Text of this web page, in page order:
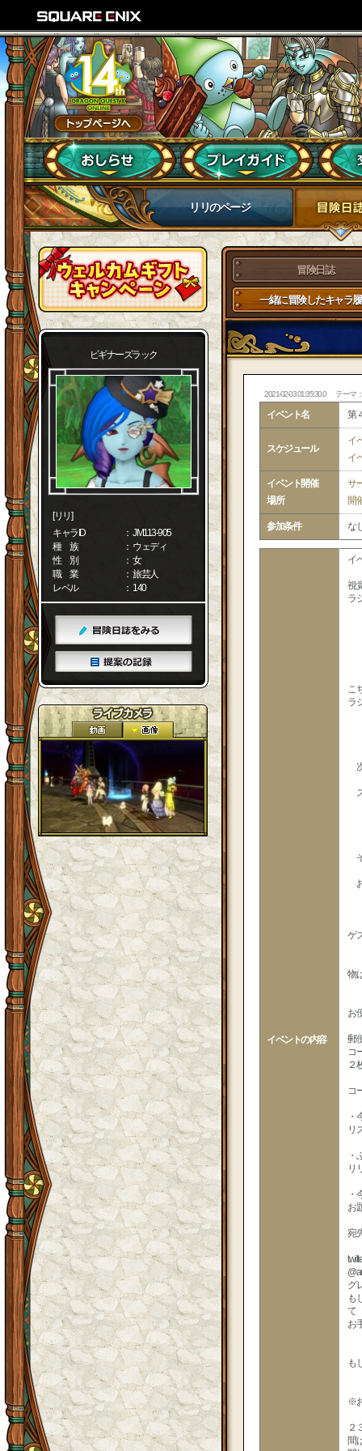
リリのページ
ビギナーズラック
[リリ]
キャラID
： JM113-905
種 族
： ウェディ
性 別
： 女
職 業
： 旅芸人
レベル
： 140
冒険日誌
一緒に冒険したキャラ
2021-02-03 01:35:30.0 テーマ
イベント名 第
スケジュール
イ
イ
イベント開催
場所
サ
開
参加条件 な
イベントの内容
イ
視
ラ
こ
ラ
ゲ
物
お
郵
コ
２
コ
・
リ
・
リ
・
お
宛
グ
も
て
お
も
※
２
間